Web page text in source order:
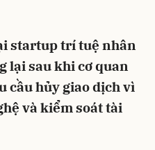
startup trí tuệ nhân
lại sau khi cơ quan
cầu hủy giao dịch vì
và kiểm soát tài
Hủy